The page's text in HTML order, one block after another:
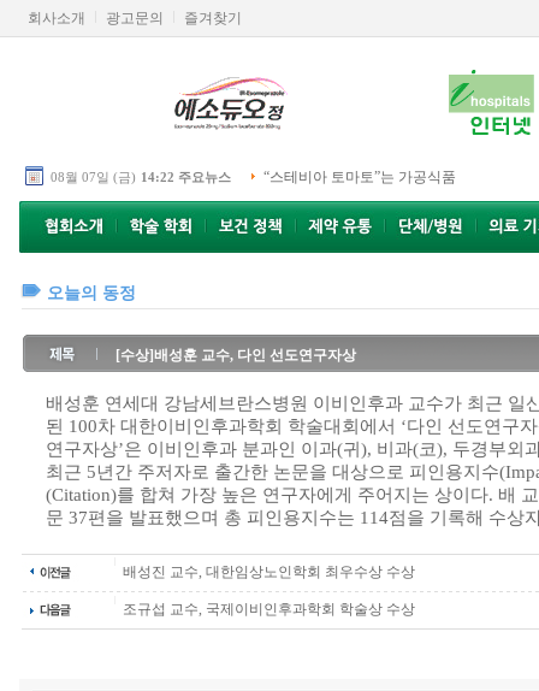
회사소개 광고문의 즐겨찾기
08월 07일 (금) 14:22 주요뉴스 “스테비아 토마토”는 가공식품
오늘의 동정
[수상]배성훈 교수, 다인 선도연구자상
배성훈 연세대 강남세브란스병원 이비인후과 교수가 최근 일
된 100차 대한이비인후과학회 학술대회에서 ‘다인 선도연구
연구자상’은 이비인후과 분과인 이과(귀), 비과(코), 두경부외
최근 5년간 주저자로 출간한 논문을 대상으로 피인용지수
(Citation)를 합쳐 가장 높은 연구자에게 주어지는 상이다. 배
문 37편을 발표했으며 총 피인용지수는 114점을 기록해 수상
배성진 교수, 대한임상노인학회 최우수상 수상
조규섭 교수, 국제이비인후과학회 학술상 수상